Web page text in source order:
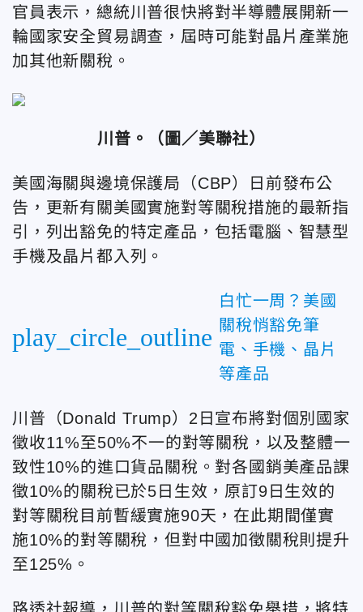
官員表示，總統川普很快將對半導體展開新一
輪國家安全貿易調查，屆時可能對晶片產業施
加其他新關稅。
川普。 （圖／美聯社）
美國海關與邊境保護局（CBP）日前發布公
告，更新有關美國實施對等關稅措施的最新指
引，列出豁免的特定產品，包括電腦、智慧型
手機及晶片都入列。
play_circle_outline
白忙一周？美國
關稅悄豁免筆
電、手機、晶片
等產品
川普（Donald Trump）2日宣布將對個別國家
徵收11%至50%不一的對等關稅，以及整體一
致性10%的進口貨品關稅。對各國銷美產品課
徵10%的關稅已於5日生效，原訂9日生效的
對等關稅目前暫緩實施90天，在此期間僅實
施10%的對等關稅，但對中國加徵關稅則提升
至125%。